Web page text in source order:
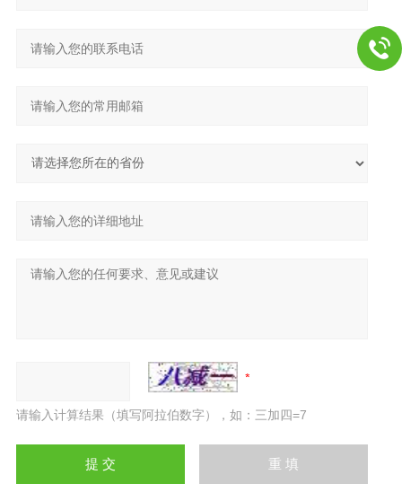
请输入计算结果（填写阿拉伯数字），如：三加四=7